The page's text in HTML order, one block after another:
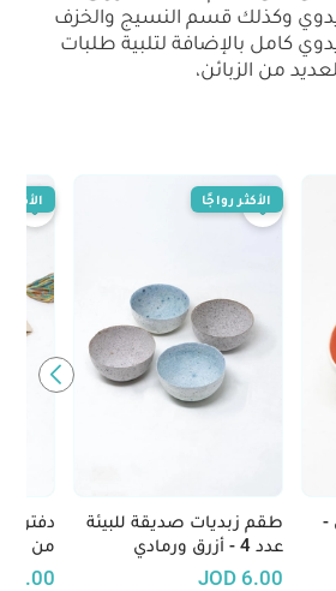
وكذلك قسم النسيج والخزف
كامل بالإضافة لتلبية طلبات
من الزبائن،
-
طقم زبديات صديقة للبيئة
عدد 4 - أزرق ورمادي
6.00
JOD
الأكثر رواجًا
دفتر
من
7.00
الأكثر